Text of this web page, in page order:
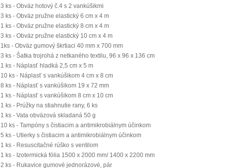
3 ks - Obväz hotový č.4 s 2 vankúšikmi
3 ks - Obväz pružne elastický 6 cm x 4 m
1 ks - Obväz pružne elastický 8 cm x 4 m
3 ks - Obväz pružne elastický 10 cm x 4 m
1ks - Obväz gumový škrtiaci 40 mm x 700 mm
3 ks - Šatka trojrohá z netkaného textilu, 96 x 96 x 136 cm
1 ks - Náplasť hladká 2,5 cm x 5 m
10 ks - Náplasť s vankúšikom 4 cm x 8 cm
8 ks - Náplasť s vankúšikom 19 x 72 mm
1 ks - Náplasť s vankúšikom 8 cm x 10 cm
1 ks - Prúžky na stiahnutie rany, 6 ks
1 ks - Vata obväzová skladaná 50 g
10 ks - Tampóny s čistiacim a antimikrobiálnym účinkom
5 ks - Utierky s čistiacim a antimikrobiálnym účinkom
1 ks - Resuscitačné rúško s ventilom
1 ks - Izotermická fólia 1500 x 2000 mm/ 1400 x 2200 mm
2 ks - Rukavice gumové jednorázové, pár